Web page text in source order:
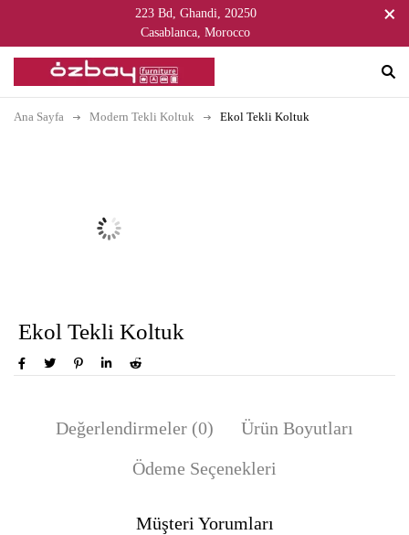
223 Bd, Ghandi, 20250
Casablanca, Morocco
Ana Sayfa Modern Tekli Koltuk Ekol Tekli Koltuk
Ekol Tekli Koltuk
Değerlendirmeler (0)
Ürün Boyutları
Ödeme Seçenekleri
Müşteri Yorumları